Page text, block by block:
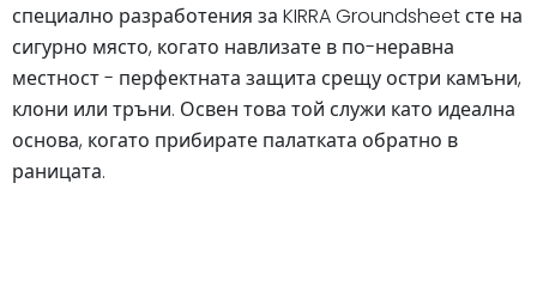
специално разработения за KIRRA Groundsheet сте на
сигурно място, когато навлизате в по-неравна
местност - перфектната защита срещу остри камъни,
клони или тръни. Освен това той служи като идеална
основа, когато прибирате палатката обратно в
раницата.